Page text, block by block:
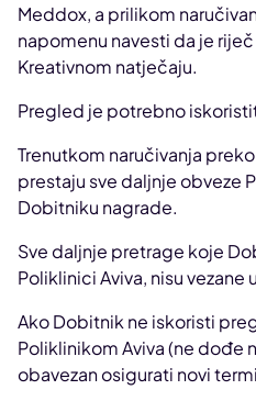
Meddox, a prilikom
napomenu navesti da je
Kreativnom natječaju.
Pregled je potrebno
Trenutkom naručivanja
prestaju sve daljnje obveze
Dobitniku nagrade.
Sve daljnje pretrage koje
Poliklinici Aviva, nisu vezane
Ako Dobitnik ne iskoristi
Poliklinikom Aviva (ne dođe
obavezan osigurati novi